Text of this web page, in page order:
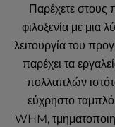
Παρέχετε στους
φιλοξενία με μια
λειτουργία του
παρέχει τα
πολλαπλών
εύχρηστο
WHM,